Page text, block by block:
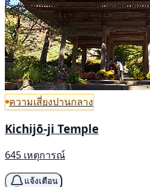
ความเสี่ยงปานกลาง
Kichijō-ji Temple
645 เหตุการณ์
แจ้งเตือน